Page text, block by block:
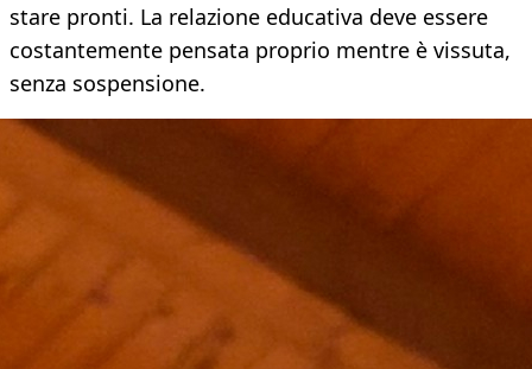
stare pronti. La relazione educativa deve essere
costantemente pensata proprio mentre è vissuta,
senza sospensione.